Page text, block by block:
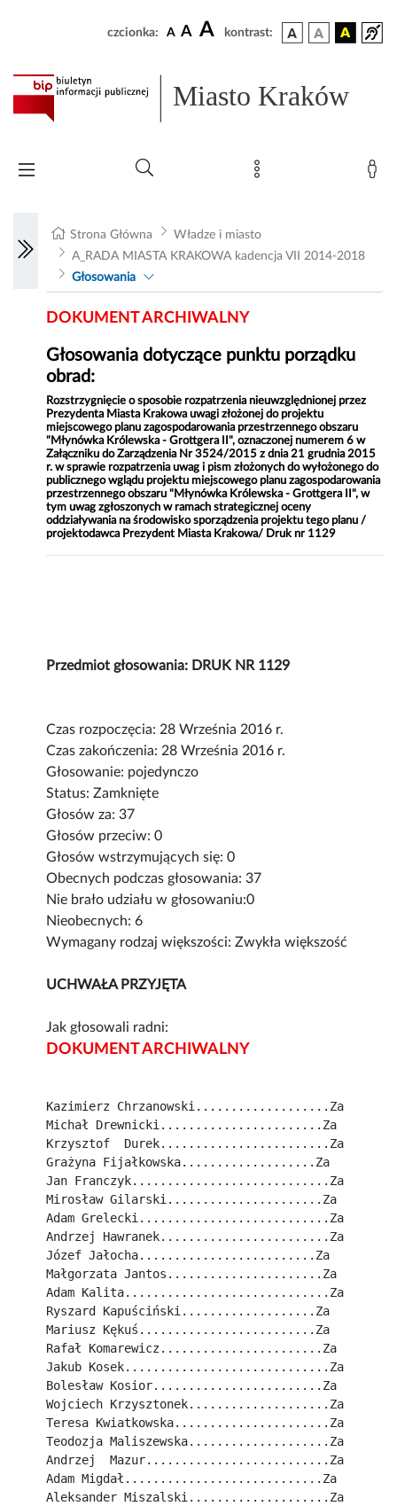
czcionka: A A A kontrast:
Miasto Kraków
Strona Główna
Władze i miasto
A_RADA MIASTA KRAKOWA kadencja VII 2014-2018
Głosowania
DOKUMENT ARCHIWALNY
Głosowania dotyczące punktu porządku
obrad:
Rozstrzygnięcie o sposobie rozpatrzenia nieuwzględnionej przez
Prezydenta Miasta Krakowa uwagi złożonej do projektu
miejscowego planu zagospodarowania przestrzennego obszaru
"Młynówka Królewska - Grottgera II", oznaczonej numerem 6 w
Załączniku do Zarządzenia Nr 3524/2015 z dnia 21 grudnia 2015
r. w sprawie rozpatrzenia uwag i pism złożonych do wyłożonego do
publicznego wglądu projektu miejscowego planu zagospodarowania
przestrzennego obszaru "Młynówka Królewska - Grottgera II", w
tym uwag zgłoszonych w ramach strategicznej oceny
oddziaływania na środowisko sporządzenia projektu tego planu /
projektodawca Prezydent Miasta Krakowa/ Druk nr 1129
Przedmiot głosowania: DRUK NR 1129
Czas rozpoczęcia: 28 Września 2016 r.
Czas zakończenia: 28 Września 2016 r.
Głosowanie: pojedynczo
Status: Zamknięte
Głosów za: 37
Głosów przeciw: 0
Głosów wstrzymujących się: 0
Obecnych podczas głosowania: 37
Nie brało udziału w głosowaniu:0
Nieobecnych: 6
Wymagany rodzaj większości: Zwykła większość
UCHWAŁA PRZYJĘTA
Jak głosowali radni:
DOKUMENT ARCHIWALNY
Kazimierz Chrzanowski...................Za
Michał Drewnicki.......................Za
Krzysztof  Durek........................Za
Grażyna Fijałkowska...................Za
Jan Franczyk............................Za
Mirosław Gilarski......................Za
Adam Grelecki...........................Za
Andrzej Hawranek........................Za
Józef Jałocha.........................Za
Małgorzata Jantos......................Za
Adam Kalita.............................Za
Ryszard Kapuściński...................Za
Mariusz Kękuś.........................Za
Rafał Komarewicz.......................Za
Jakub Kosek.............................Za
Bolesław Kosior........................Za
Wojciech Krzysztonek....................Za
Teresa Kwiatkowska......................Za
Teodozja Maliszewska....................Za
Andrzej  Mazur..........................Za
Adam Migdał............................Za
Aleksander Miszalski....................Za